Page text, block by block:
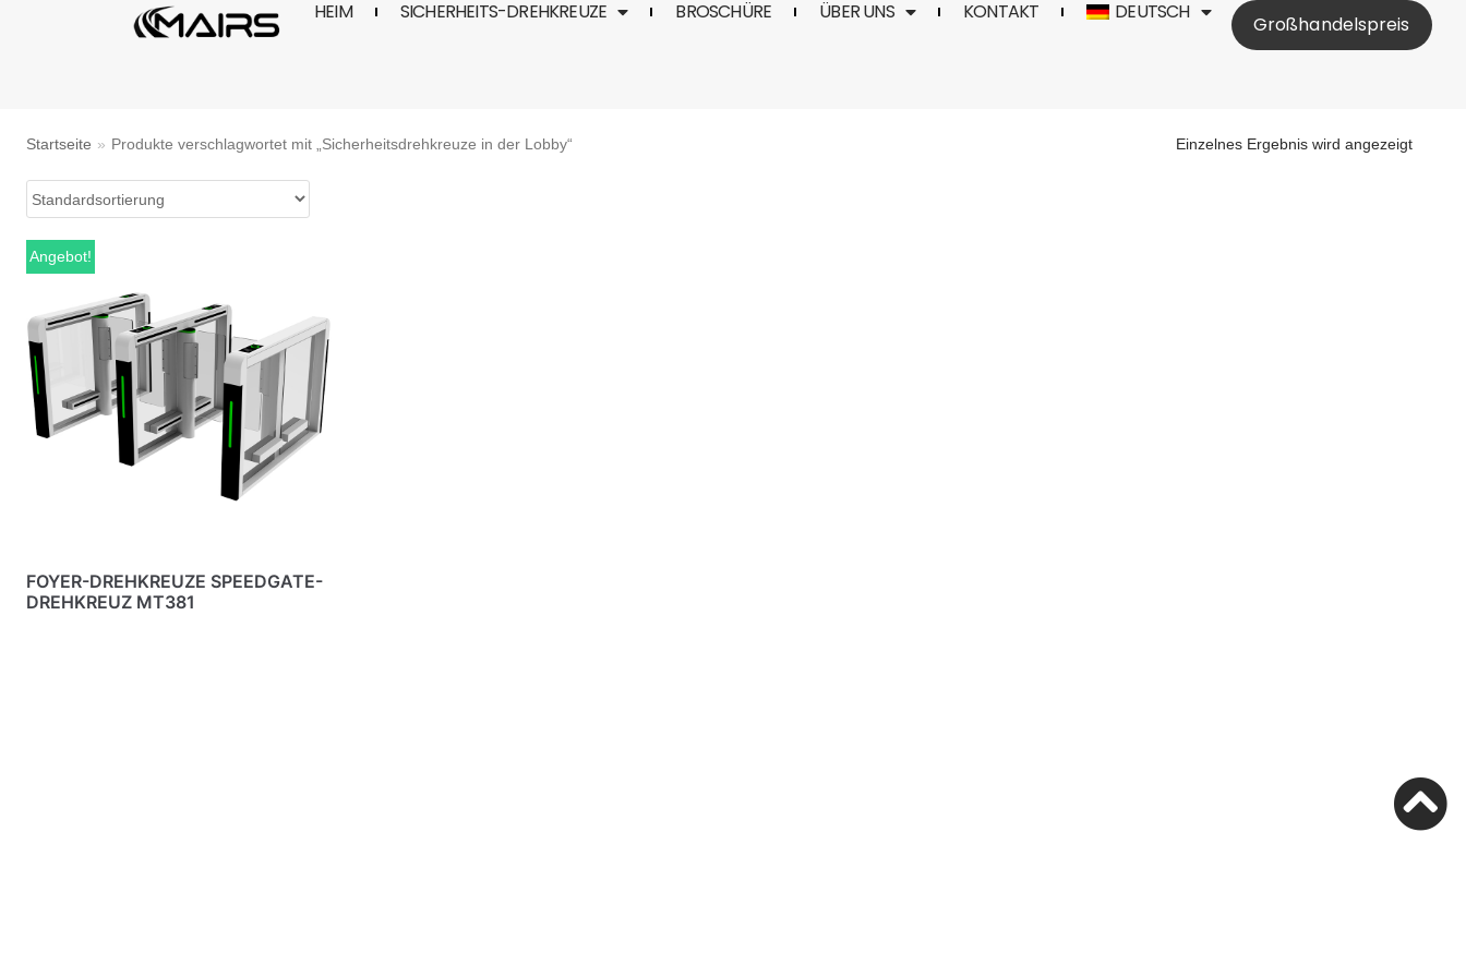
HEIM SICHERHEITS-DREHKREUZE BROSCHÜRE ÜBER UNS KONTAKT DEUTSCH
Großhandelspreis
Startseite » Produkte verschlagwortet mit „Sicherheitsdrehkreuze in der Lobby“ Einzelnes Ergebnis wird angezeigt
Angebot!
FOYER-DREHKREUZE SPEEDGATE-
DREHKREUZ MT381